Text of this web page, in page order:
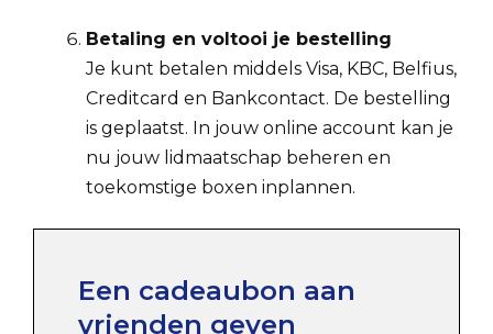
Betaling en voltooi je bestelling
Je kunt betalen middels Visa, KBC, Belfius,
Creditcard en Bankcontact. De bestelling
is geplaatst. In jouw online account kan je
nu jouw lidmaatschap beheren en
toekomstige boxen inplannen.
Een cadeaubon aan
vrienden geven